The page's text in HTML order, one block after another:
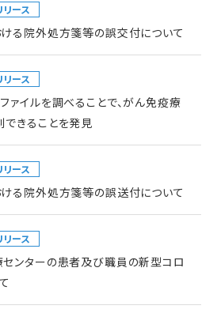
リース
る院外処方箋等の誤交付について
リース
ァイルを調べることで、がん免疫療
きることを発見
リース
る院外処方箋等の誤送付について
リース
ンターの患者及び職員の新型コロ